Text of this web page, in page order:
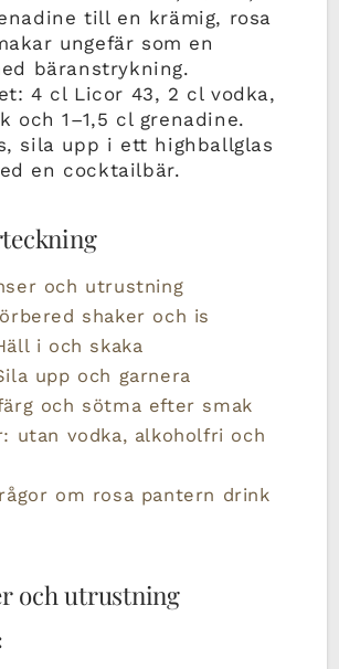
till en krämig, rosa
ungefär som en
bäranstrykning.
4 cl Licor 43, 2 cl vodka,
och 1–1,5 cl grenadine.
sila upp i ett highballglas
en cocktailbär.
och utrustning
shaker och is
i och skaka
upp och garnera
och sötma efter smak
utan vodka, alkoholfri och
om rosa pantern drink
och utrustning